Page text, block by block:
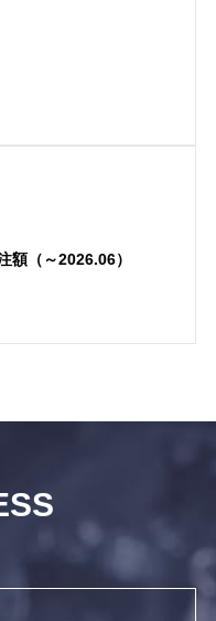
（～2026.06）
績（～2026.06）
～2026.06）